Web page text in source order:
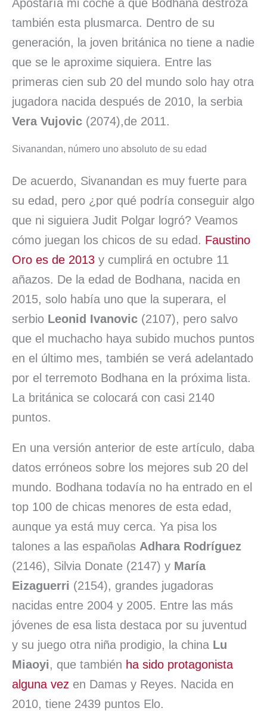
Apostaría mi coche a que Bodhana destroza
también esta plusmarca. Dentro de su
generación, la joven británica no tiene a nadie
que se le aproxime siquiera. Entre las
primeras cien sub 20 del mundo solo hay otra
jugadora nacida después de 2010, la serbia
Vera Vujovic (2074),de 2011.
Sivanandan, número uno absoluto de su edad
De acuerdo, Sivanandan es muy fuerte para
su edad, pero ¿por qué podría conseguir algo
que ni siguiera Judit Polgar logró? Veamos
cómo juegan los chicos de su edad. Faustino
Oro es de 2013 y cumplirá en octubre 11
añazos. De la edad de Bodhana, nacida en
2015, solo había uno que la superara, el
serbio Leonid Ivanovic (2107), pero salvo
que el muchacho haya subido muchos puntos
en el último mes, también se verá adelantado
por el terremoto Bodhana en la próxima lista.
La británica se colocará con casi 2140
puntos.
En una versión anterior de este artículo, daba
datos erróneos sobre los mejores sub 20 del
mundo. Bodhana todavía no ha entrado en el
top 100 de chicas menores de esta edad,
aunque ya está muy cerca. Ya pisa los
talones a las españolas Adhara Rodríguez
(2146), Silvia Donate (2147) y María
Eizaguerri (2154), grandes jugadoras
nacidas entre 2004 y 2005. Entre las más
jóvenes de esa lista destaca por su juventud
y su juego otra niña prodigio, la china Lu
Miaoyi, que también ha sido protagonista
alguna vez en Damas y Reyes. Nacida en
2010, tiene 2439 puntos Elo.